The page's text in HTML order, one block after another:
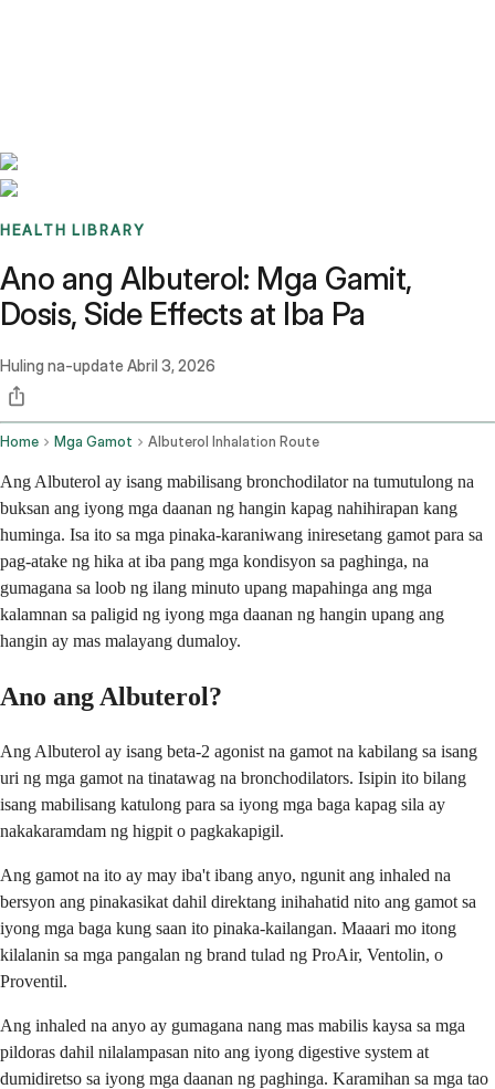
HEALTH LIBRARY
Ano ang Albuterol: Mga Gamit,
Dosis, Side Effects at Iba Pa
Huling na-update Abril 3, 2026
Home Mga Gamot Albuterol Inhalation Route
Ang Albuterol ay isang mabilisang bronchodilator na tumutulong na
buksan ang iyong mga daanan ng hangin kapag nahihirapan kang
huminga. Isa ito sa mga pinaka-karaniwang iniresetang gamot para sa
pag-atake ng hika at iba pang mga kondisyon sa paghinga, na
gumagana sa loob ng ilang minuto upang mapahinga ang mga
kalamnan sa paligid ng iyong mga daanan ng hangin upang ang
hangin ay mas malayang dumaloy.
Ano ang Albuterol?
Ang Albuterol ay isang beta-2 agonist na gamot na kabilang sa isang
uri ng mga gamot na tinatawag na bronchodilators. Isipin ito bilang
isang mabilisang katulong para sa iyong mga baga kapag sila ay
nakakaramdam ng higpit o pagkakapigil.
Ang gamot na ito ay may iba't ibang anyo, ngunit ang inhaled na
bersyon ang pinakasikat dahil direktang inihahatid nito ang gamot sa
iyong mga baga kung saan ito pinaka-kailangan. Maaari mo itong
kilalanin sa mga pangalan ng brand tulad ng ProAir, Ventolin, o
Proventil.
Ang inhaled na anyo ay gumagana nang mas mabilis kaysa sa mga
pildoras dahil nilalampasan nito ang iyong digestive system at
dumidiretso sa iyong mga daanan ng paghinga. Karamihan sa mga tao